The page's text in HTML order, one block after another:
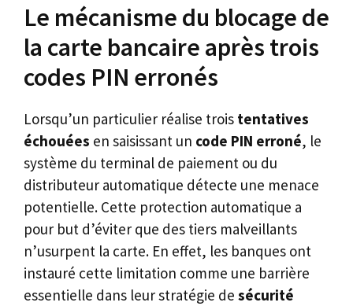
Le mécanisme du blocage de
la carte bancaire après trois
codes PIN erronés
Lorsqu’un particulier réalise trois tentatives
échouées en saisissant un code PIN erroné, le
système du terminal de paiement ou du
distributeur automatique détecte une menace
potentielle. Cette protection automatique a
pour but d’éviter que des tiers malveillants
n’usurpent la carte. En effet, les banques ont
instauré cette limitation comme une barrière
essentielle dans leur stratégie de sécurité